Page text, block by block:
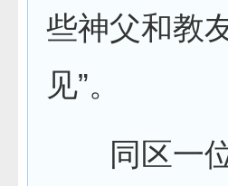
些神父和教
见”。
同区一